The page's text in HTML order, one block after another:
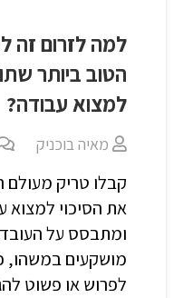
למה לזרום זה
הטוב ביותר
למצוא עבודה?
מאיה בוכניק
קבלו טריק מעולם
את הסיכוי למצוא
ומתבסס על
מושקעים במשהו,
לפרוש או פשוט